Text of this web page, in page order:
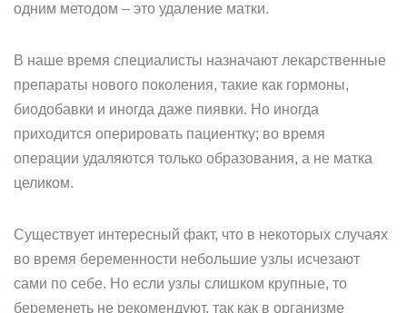
одним методом – это удаление матки.
В наше время специалисты назначают лекарственные
препараты нового поколения, такие как гормоны,
биодобавки и иногда даже пиявки. Но иногда
приходится оперировать пациентку; во время
операции удаляются только образования, а не матка
целиком.
Существует интересный факт, что в некоторых случаях
во время беременности небольшие узлы исчезают
сами по себе. Но если узлы слишком крупные, то
беременеть не рекомендуют, так как в организме